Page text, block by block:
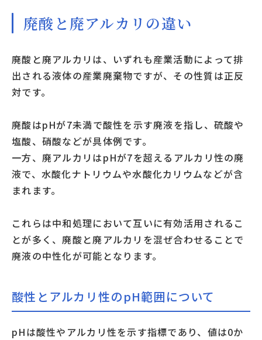
廃酸と廃アルカリの違い
廃酸と廃アルカリは、いずれも産業活動によって排
出される液体の産業廃棄物ですが、その性質は正反
対です。
廃酸はpHが7未満で酸性を示す廃液を指し、硫酸や
塩酸、硝酸などが具体例です。
一方、廃アルカリはpHが7を超えるアルカリ性の廃
液で、水酸化ナトリウムや水酸化カリウムなどが含
まれます。
これらは中和処理において互いに有効活用されるこ
とが多く、廃酸と廃アルカリを混ぜ合わせることで
廃液の中性化が可能となります。
酸性とアルカリ性のpH範囲について
pHは酸性やアルカリ性を示す指標であり、値は0か